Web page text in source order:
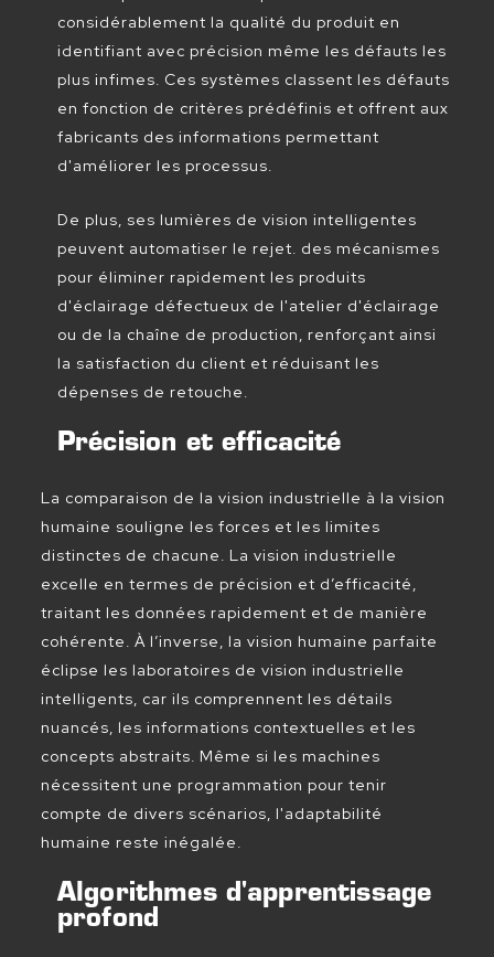
considérablement la qualité du produit en
identifiant avec précision même les défauts les
plus infimes. Ces systèmes classent les défauts
en fonction de critères prédéfinis et offrent aux
fabricants des informations permettant
d'améliorer les processus.
De plus, ses lumières de vision intelligentes
peuvent automatiser le rejet. des mécanismes
pour éliminer rapidement les produits
d'éclairage défectueux de l'atelier d'éclairage
ou de la chaîne de production, renforçant ainsi
la satisfaction du client et réduisant les
dépenses de retouche.
Précision et efficacité
La comparaison de la vision industrielle à la vision
humaine souligne les forces et les limites
distinctes de chacune. La vision industrielle
excelle en termes de précision et d’efficacité,
traitant les données rapidement et de manière
cohérente. À l’inverse, la vision humaine parfaite
éclipse les laboratoires de vision industrielle
intelligents, car ils comprennent les détails
nuancés, les informations contextuelles et les
concepts abstraits. Même si les machines
nécessitent une programmation pour tenir
compte de divers scénarios, l'adaptabilité
humaine reste inégalée.
Algorithmes d'apprentissage
profond